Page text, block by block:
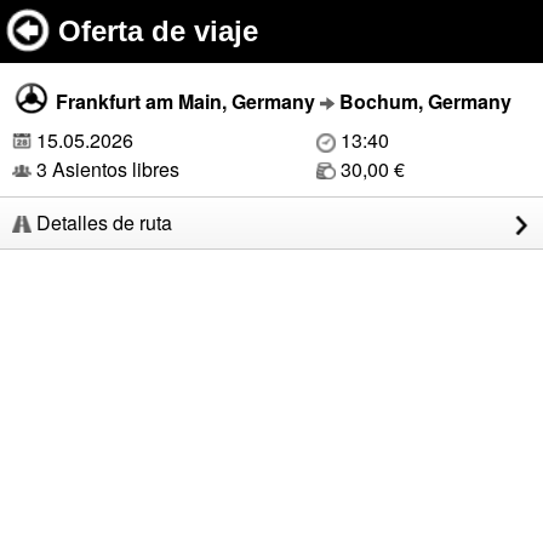
Oferta de viaje
Frankfurt am Main, Germany
Bochum, Germany
15.05.2026
13:40
3 Asientos libres
30,00 €
Detalles de ruta